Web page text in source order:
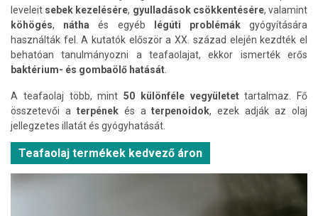
leveleit sebek kezelésére, gyulladások csökkentésére, valamint
köhögés, náthaés egyéb légúti problémákgyógyítására
használták fel. A kutatók először a XX. század elején kezdték el
behatóan tanulmányozni a teafaolajat, ekkor ismerték erős
baktérium- és gombaölő hatását
A teafaolaj több, mint 50 különféle vegyületettartalmaz. Fő
összetevői a terpének és aterpenoidok, ezek adják az olaj
jellegzetes illatát és gyógyhatását.
Teafaolaj termékek kedvező áron